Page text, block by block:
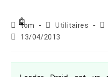
Auteur/autrice
de
tom
Post
category:
Utilitaires
Publication
13/04/2013